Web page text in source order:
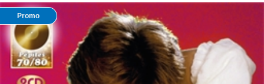
Promo